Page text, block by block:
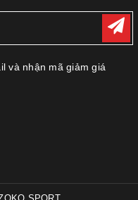
và nhận mã giảm giá